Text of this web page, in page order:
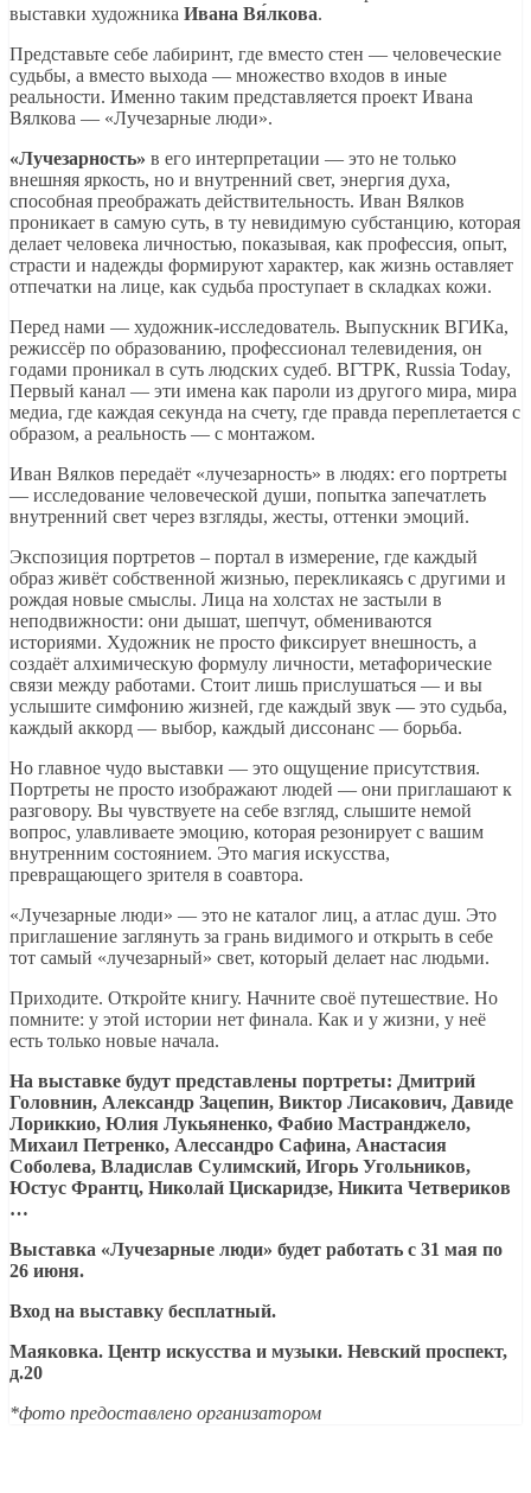
выставки художника Ивана Вя́лкова.
Представьте себе лабиринт, где вместо стен — человеческие
судьбы, а вместо выхода — множество входов в иные
реальности. Именно таким представляется проект Ивана
Вялкова — «Лучезарные люди».
«Лучезарность» в его интерпретации — это не только
внешняя яркость, но и внутренний свет, энергия духа,
способная преображать действительность. Иван Вялков
проникает в самую суть, в ту невидимую субстанцию, которая
делает человека личностью, показывая, как профессия, опыт,
страсти и надежды формируют характер, как жизнь оставляет
отпечатки на лице, как судьба проступает в складках кожи.
Перед нами — художник-исследователь. Выпускник ВГИКа,
режиссёр по образованию, профессионал телевидения, он
годами проникал в суть людских судеб. ВГТРК, Russia Today,
Первый канал — эти имена как пароли из другого мира, мира
медиа, где каждая секунда на счету, где правда переплетается с
образом, а реальность — с монтажом.
Иван Вялков передаёт «лучезарность» в людях: его портреты
— исследование человеческой души, попытка запечатлеть
внутренний свет через взгляды, жесты, оттенки эмоций.
Экспозиция портретов – портал в измерение, где каждый
образ живёт собственной жизнью, перекликаясь с другими и
рождая новые смыслы. Лица на холстах не застыли в
неподвижности: они дышат, шепчут, обмениваются
историями. Художник не просто фиксирует внешность, а
создаёт алхимическую формулу личности, метафорические
связи между работами. Стоит лишь прислушаться — и вы
услышите симфонию жизней, где каждый звук — это судьба,
каждый аккорд — выбор, каждый диссонанс — борьба.
Но главное чудо выставки — это ощущение присутствия.
Портреты не просто изображают людей — они приглашают к
разговору. Вы чувствуете на себе взгляд, слышите немой
вопрос, улавливаете эмоцию, которая резонирует с вашим
внутренним состоянием. Это магия искусства,
превращающего зрителя в соавтора.
«Лучезарные люди» — это не каталог лиц, а атлас душ. Это
приглашение заглянуть за грань видимого и открыть в себе
тот самый «лучезарный» свет, который делает нас людьми.
Приходите. Откройте книгу. Начните своё путешествие. Но
помните: у этой истории нет финала. Как и у жизни, у неё
есть только новые начала.
На выставке будут представлены портреты: Дмитрий
Головнин, Александр Зацепин, Виктор Лисакович, Давиде
Лориккио, Юлия Лукьяненко, Фабио Мастранджело,
Михаил Петренко, Алессандро Сафина, Анастасия
Соболева, Владислав Сулимский, Игорь Угольников,
Юстус Франтц, Николай Цискаридзе, Никита Четвериков
…
Выставка «Лучезарные люди» будет работать с 31 мая по
26 июня.
Вход на выставку бесплатный.
Маяковка. Центр искусства и музыки. Невский проспект,
д.20
*фото предоставлено организатором